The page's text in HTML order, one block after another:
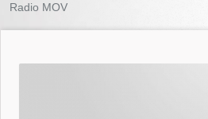
Radio MOV